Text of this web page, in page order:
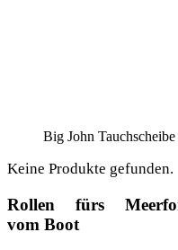
Big John
Kei­ne Pro­duk­te gefunden.
Rollen fürs
vom Boot